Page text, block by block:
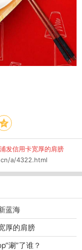
发信用卡宽厚的肩膀
a/4322.html
蓝海
厚的肩膀
涮”了谁？